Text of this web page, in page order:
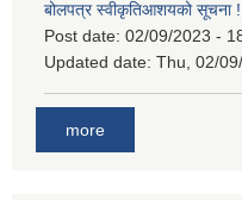
बोलपत्र स्वीकृतिआशयको सूचना !.
Post date: 02/09/2023 -
Updated date: Thu, 02/
more